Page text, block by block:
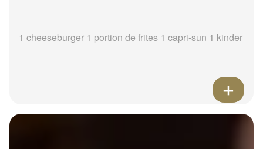
1 cheeseburger 1 portion de frites 1 capri-sun 1 kinder